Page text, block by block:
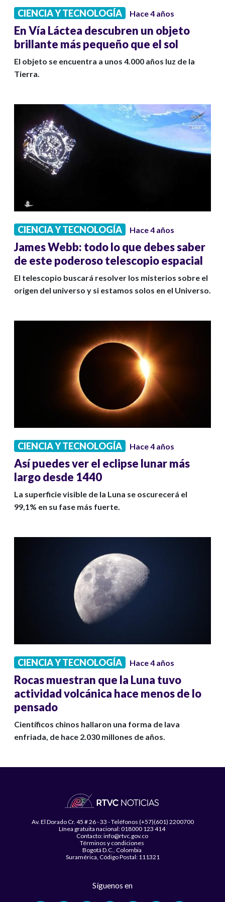
CIENCIA Y TECNOLOGÍA Hace 4 años
En Vía Láctea descubren un objeto
brillante más pequeño que el sol
El objeto se encuentra a unos 4.000 años luz de la
Tierra.
CIENCIA Y TECNOLOGÍA Hace 4 años
James Webb: todo lo que debes saber
de este poderoso telescopio espacial
El telescopio buscará resolver los misterios sobre el
origen del universo y si estamos solos en el Universo.
CIENCIA Y TECNOLOGÍA Hace 4 años
Así puedes ver el eclipse lunar más
largo desde 1440
La superficie visible de la Luna se oscurecerá el
99,1% en su fase más fuerte.
CIENCIA Y TECNOLOGÍA Hace 4 años
Rocas muestran que la Luna tuvo
actividad volcánica hace menos de lo
pensado
Científicos chinos hallaron una forma de lava
enfriada, de hace 2.030 millones de años.
Av. El Dorado Cr. 45 # 26 - 33 - Teléfonos (+57)(601) 2200700
Línea gratuita nacional: 018000 123 414
Contacto: info@rtvc.gov.co
Términos y condiciones
Bogotá D.C., Colombia
Suramérica, Código Postal: 111321
Síguenos en